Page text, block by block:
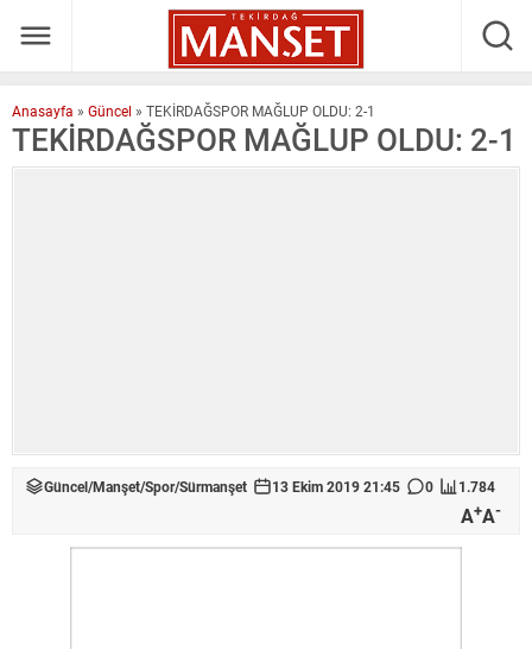
Anasayfa » Güncel » TEKİRDAĞSPOR MAĞLUP OLDU: 2-1
TEKİRDAĞSPOR MAĞLUP OLDU: 2-1
Güncel/Manşet/Spor/Sürmanşet 13 Ekim 2019 21:45 0 1.784
A+A-